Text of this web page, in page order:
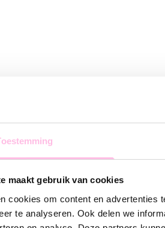
maakt gebruik van cookies
cookies om content en advertenties
te analyseren. Ook delen we